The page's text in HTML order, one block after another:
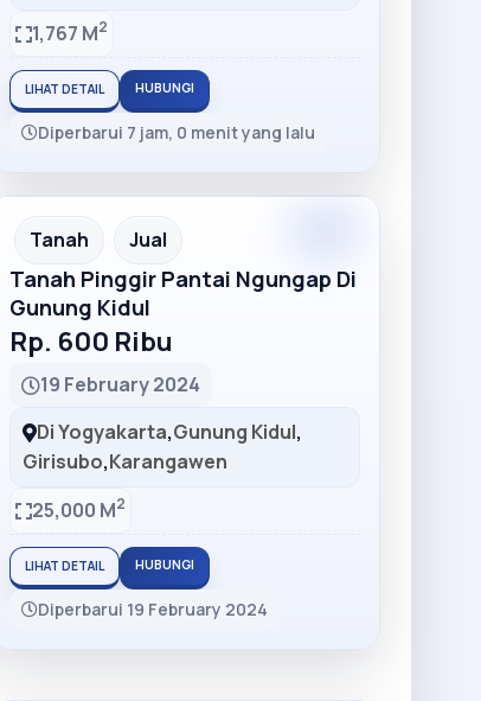
1,767 M2
LIHAT DETAIL HUBUNGI
Diperbarui 7 jam, 0 menit yang lalu
Recommended
Tanah Jual
Tanah Pinggir Pantai Ngungap Di
Gunung Kidul
Rp. 600 Ribu
19 February 2024
Di Yogyakarta,Gunung Kidul,
Girisubo,Karangawen
25,000 M2
LIHAT DETAIL HUBUNGI
Diperbarui 19 February 2024